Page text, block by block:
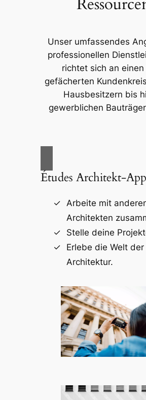
Unser umfassendes
professionellen
richtet sich an
gefächerten
Hausbesitzern bis
gewerblichen
Études Architekt-App
Arbeite mit
Architekten
Stelle deine
Erlebe die Welt der
Architektur.